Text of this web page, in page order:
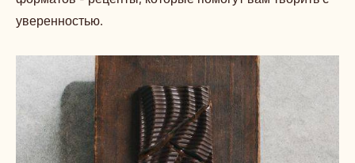
уверенностью.
Шоколадная
"Пазл"